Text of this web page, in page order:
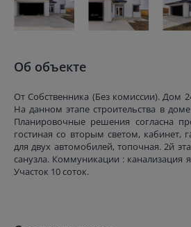
Об объекте
От Собственника (Без комиссии). Дом
На данном этапе строительства в
Планировочные решения согласна
гостиная со вторым светом, кабинет,
для двух автомобилей, топочная. 2й
санузла. Коммуникации : канализация
Участок 10 соток.